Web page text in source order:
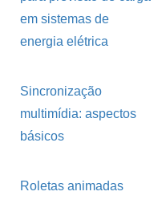
em sistemas de
energia elétrica
Sincronização
multimídia: aspectos
básicos
Roletas animadas